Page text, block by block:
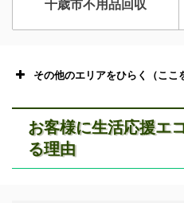
千歳市不用品回収
その他のエリアをひらく（ここ
お客様に生活応援エ
る理由